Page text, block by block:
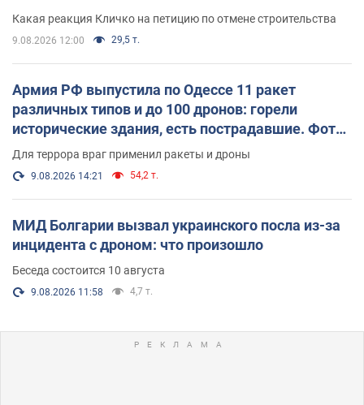
Какая реакция Кличко на петицию по отмене строительства
9.08.2026 12:00 29,5 т.
Армия РФ выпустила по Одессе 11 ракет
различных типов и до 100 дронов: горели
исторические здания, есть пострадавшие. Фото
и видео
Для террора враг применил ракеты и дроны
9.08.2026 14:21 54,2 т.
МИД Болгарии вызвал украинского посла из-за
инцидента с дроном: что произошло
Беседа состоится 10 августа
9.08.2026 11:58 4,7 т.